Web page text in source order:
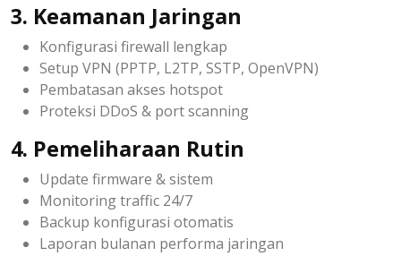
3. Keamanan Jaringan
Konfigurasi firewall lengkap
Setup VPN (PPTP, L2TP, SSTP, OpenVPN)
Pembatasan akses hotspot
Proteksi DDoS & port scanning
4. Pemeliharaan Rutin
Update firmware & sistem
Monitoring traffic 24/7
Backup konfigurasi otomatis
Laporan bulanan performa jaringan